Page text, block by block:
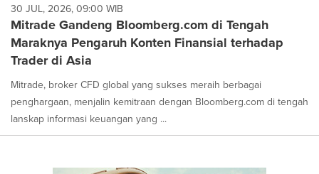
30 JUL, 2026, 09:00 WIB
Mitrade Gandeng Bloomberg.com di Tengah
Maraknya Pengaruh Konten Finansial terhadap
Trader di Asia
Mitrade, broker CFD global yang sukses meraih berbagai
penghargaan, menjalin kemitraan dengan Bloomberg.com di tengah
lanskap informasi keuangan yang ...